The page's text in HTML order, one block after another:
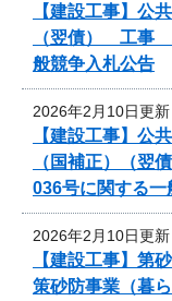
【建設工事】公
（翌債） 工事 /
般競争入札公告
2026年2月10日更新
【建設工事】公
（国補正）（翌
036号に関する
2026年2月10日更新
【建設工事】
策砂防事業（暮